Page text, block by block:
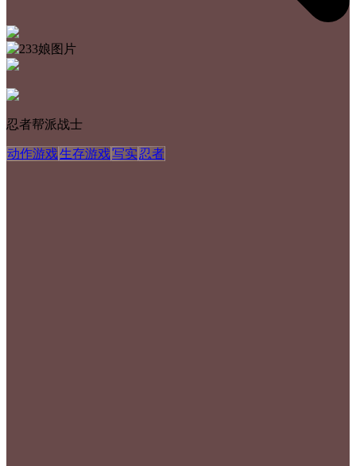
忍者帮派战士
动作游戏生存游戏写实 忍者